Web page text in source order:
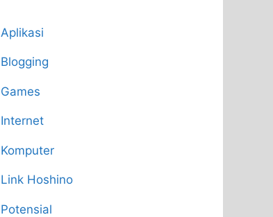
Aplikasi
Blogging
Games
Internet
Komputer
Link Hoshino
Potensial